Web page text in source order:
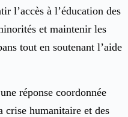
l’accès à l’éducation des
et maintenir les
tout en soutenant l’aide
réponse coordonnée
crise humanitaire et des